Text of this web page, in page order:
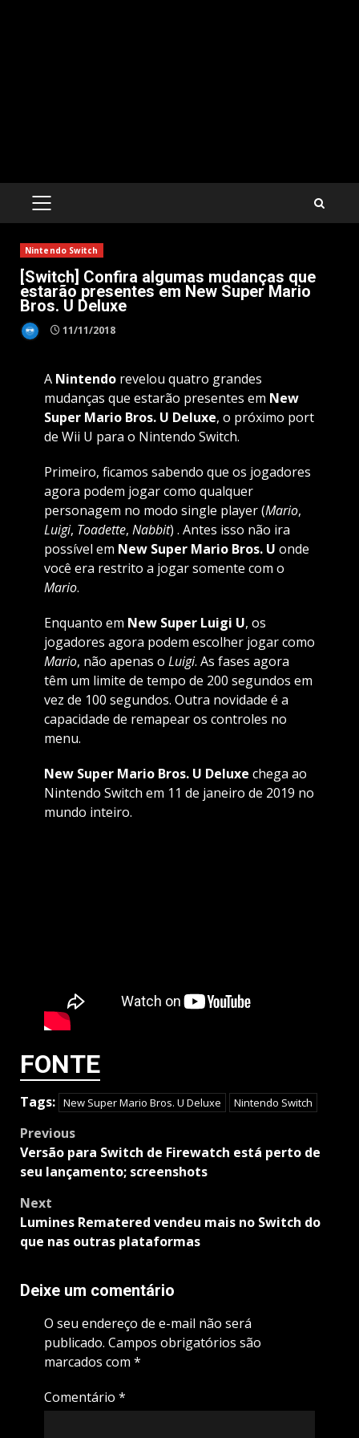
PRIMARY
Nintendo Switch
[Switch] Confira algumas mudanças que
estarão presentes em New Super Mario
Bros. U Deluxe
11/11/2018
A Nintendorevelou quatro grandes
mudanças que estarão presentes em New
Super Mario Bros. U Deluxe, o próximo port
de Wii U para o Nintendo Switch.
Primeiro, ficamos sabendo que os jogadores
agora podem jogar como qualquer
personagem no modo single player (Mario,
Luigi, Toadette, Nabbit) . Antes isso não ira
possível em New Super Mario Bros. U onde
você era restrito a jogar somente com o
Mario.
Enquanto em New Super Luigi U, os
jogadores agora podem escolher jogar como
Mario, não apenas o Luigi. As fases agora
têm um limite de tempo de 200 segundos em
vez de 100 segundos. Outra novidade é a
capacidade de remapear os controles no
menu.
New Super Mario Bros. U Deluxe chega ao
Nintendo Switch em 11 de janeiro de 2019 no
mundo inteiro.
FONTE
Tags: New Super Mario Bros. U Deluxe Nintendo Switch
Post
navigation
Previous
Versão para Switch de Firewatch está perto de
seu lançamento; screenshots
Next
Lumines Rematered vendeu mais no Switch do
que nas outras plataformas
Deixe um comentário
O seu endereço de e-mail não será
publicado. Campos obrigatórios são
marcados com *
Comentário *